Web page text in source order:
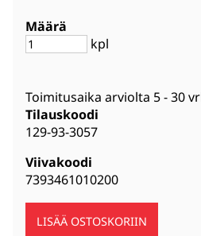
Määrä
kpl
Toimitusaika arviolta 5 - 30
Tilauskoodi
129-93-3057
Viivakoodi
7393461010200